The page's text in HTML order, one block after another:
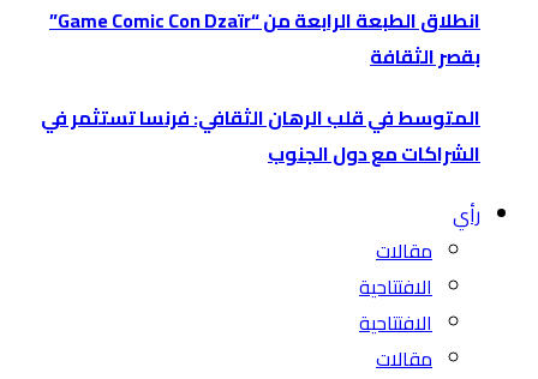
انطلاق الطبعة الرابعة من “Game Comic Con Dzaïr”
بقصر الثقافة
المتوسط في قلب الرهان الثقافي: فرنسا تستثمر في
الشراكات مع دول الجنوب
رأي
مقالات
الافتتاحية
الافتتاحية
مقالات